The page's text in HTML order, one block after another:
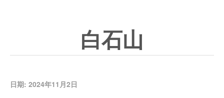
白石山
日期: 2024年11月2日